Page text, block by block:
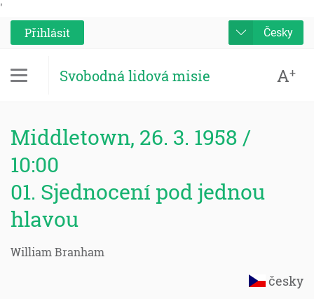
'
Přihlásit
Česky
Svobodná lidová misie A+
Middletown, 26. 3. 1958 /
10:00
01. Sjednocení pod jednou
hlavou
William Branham
česky